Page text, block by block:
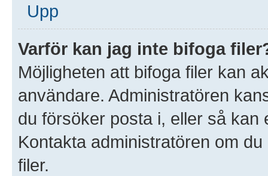
Upp
Varför kan jag inte bifoga
Möjligheten att bifoga filer kan
användare. Administratören
du försöker posta i, eller så kan
Kontakta administratören om
filer.